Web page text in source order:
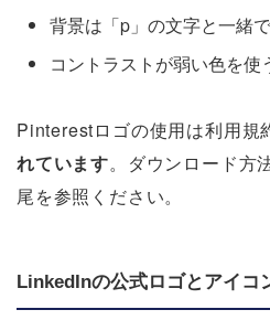
背景は「p」の文字と一緒
コントラストが弱い色を使
Pinterestロゴの使用は利用規
れています。ダウンロード方
尾を参照ください。
LinkedInの公式ロゴとアイコ